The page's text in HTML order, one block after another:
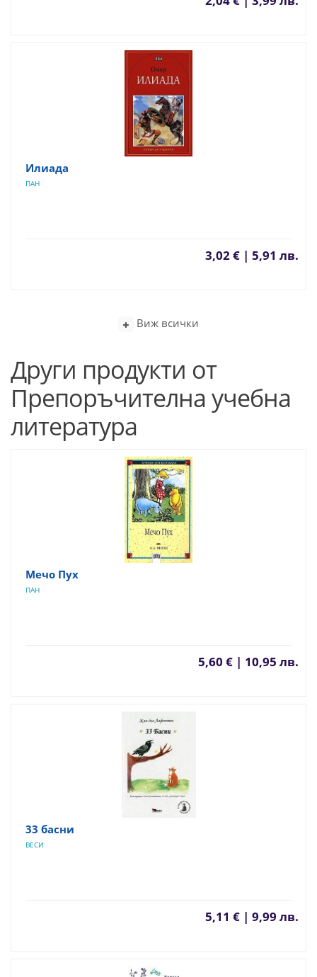
Илиада
ПАН
3,02 € | 5,91 лв.
Виж всички
Други продукти от
Препоръчителна учебна
литература
Мечо Пух
ПАН
5,60 € | 10,95 лв.
33 басни
ВЕСИ
5,11 € | 9,99 лв.